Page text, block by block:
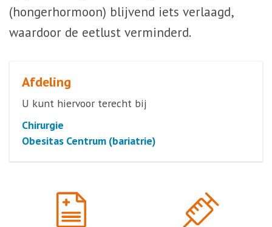
(hongerhormoon) blijvend iets verlaagd,
waardoor de eetlust verminderd.
Afdeling
U kunt hiervoor terecht bij
Chirurgie
Obesitas Centrum (bariatrie)